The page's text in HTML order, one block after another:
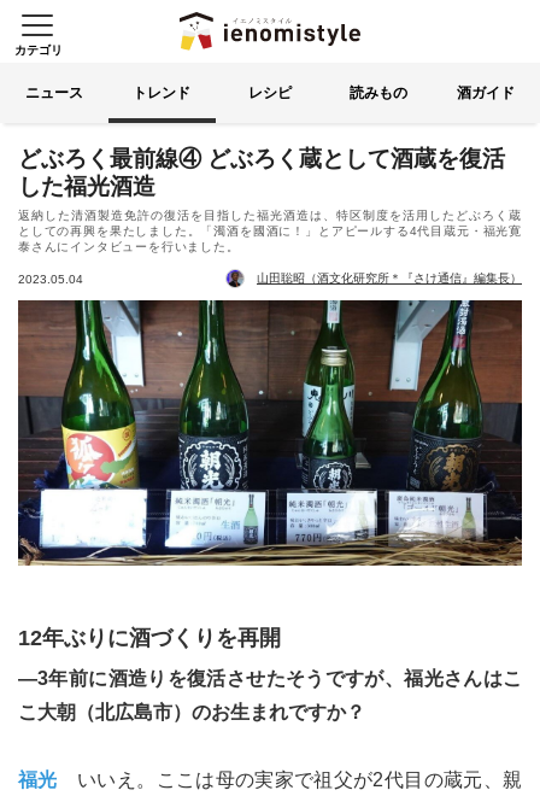
イエノミスタイル 家飲みを楽
カテゴリ
る
ニュース トレンド レシピ 読みもの 酒ガイド
どぶろく最前線④ どぶろく蔵として酒蔵を復活
した福光酒造
返納した清酒製造免許の復活を目指した福光酒造は、特区制度を活用したどぶろく蔵
としての再興を果たしました。「濁酒を國酒に！」とアピールする4代目蔵元・福光寛
泰さんにインタビューを行いました。
2023.05.04 山田聡昭（酒文化研究所＊『さけ通信』編集長）
12年ぶりに酒づくりを再開
―3年前に酒造りを復活させたそうですが、福光さんはこ
こ大朝（北広島市）のお生まれですか？
福光 いいえ。ここは母の実家で祖父が2代目の蔵元、親